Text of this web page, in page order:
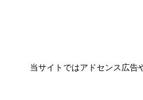
当サイトではアドセンス広告